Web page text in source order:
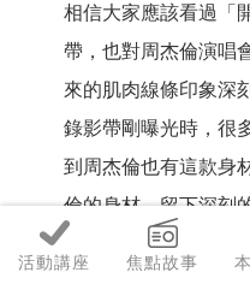
活動講座 焦點故事
相信大家應該看過「
帶，也對周杰倫演唱
來的肌肉線條印象深
錄影帶剛曝光時，很
到周杰倫也有這款身
倫的身材，留下深刻